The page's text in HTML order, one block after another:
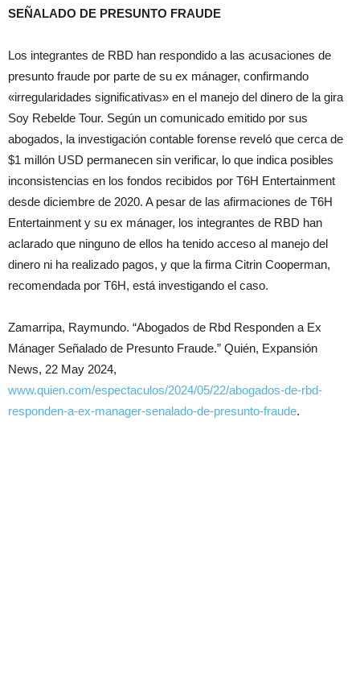
SEÑALADO DE PRESUNTO FRAUDE
Los integrantes de RBD han respondido a las acusaciones de
presunto fraude por parte de su ex mánager, confirmando
«irregularidades significativas» en el manejo del dinero de la gira
Soy Rebelde Tour. Según un comunicado emitido por sus
abogados, la investigación contable forense reveló que cerca de
$1 millón USD permanecen sin verificar, lo que indica posibles
inconsistencias en los fondos recibidos por T6H Entertainment
desde diciembre de 2020. A pesar de las afirmaciones de T6H
Entertainment y su ex mánager, los integrantes de RBD han
aclarado que ninguno de ellos ha tenido acceso al manejo del
dinero ni ha realizado pagos, y que la firma Citrin Cooperman,
recomendada por T6H, está investigando el caso.
Zamarripa, Raymundo. “Abogados de Rbd Responden a Ex
Mánager Señalado de Presunto Fraude.” Quién, Expansión
News, 22 May 2024,
www.quien.com/espectaculos/2024/05/22/abogados-de-rbd-
responden-a-ex-manager-senalado-de-presunto-fraude.